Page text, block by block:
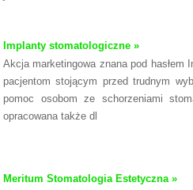
Implanty stomatologiczne »
Akcja marketingowa znana pod hasłem
pacjentom stojącym przed trudnym
pomoc osobom ze schorzeniami
opracowana także dl
Meritum Stomatologia Estetyczna »